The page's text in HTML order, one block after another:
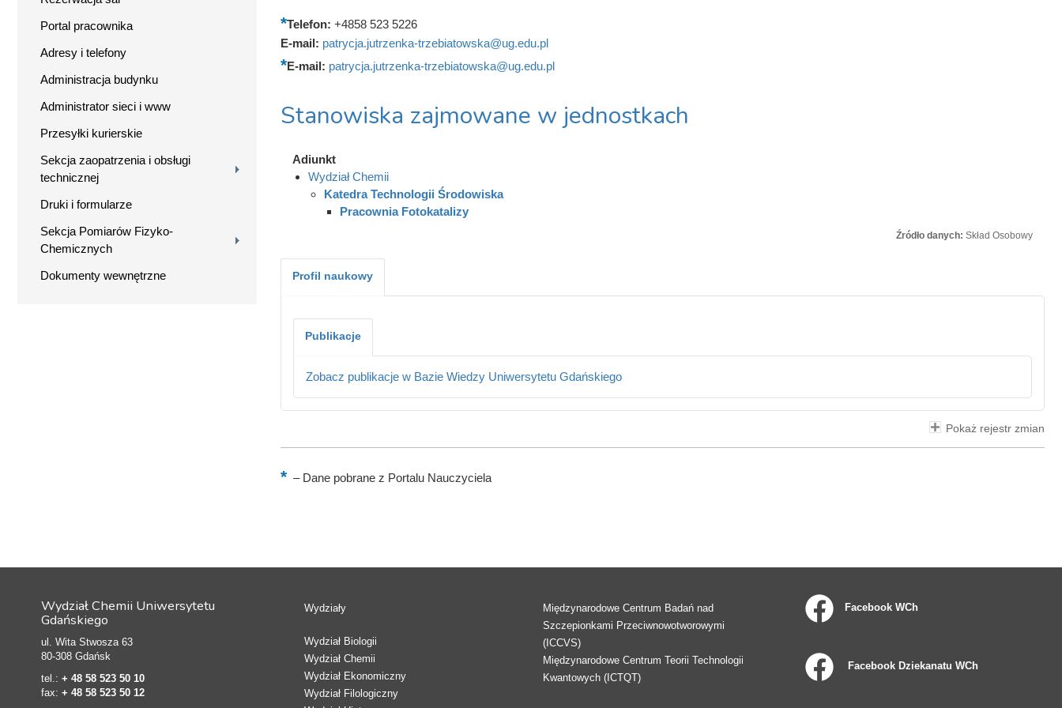
Portal pracownika
Adresy i telefony
Administracja budynku
Administrator sieci i www
Przesyłki kurierskie
Sekcja zaopatrzenia i obsługi
technicznej
Druki i formularze
Sekcja Pomiarów Fizyko-
Chemicznych
Dokumenty wewnętrzne
Telefon: +4858 523 5226
E-mail: patrycja.jutrzenka-trzebiatowska@ug.edu.pl
E-mail: patrycja.jutrzenka-trzebiatowska@ug.edu.pl
Stanowiska zajmowane w jednostkach
Adiunkt
Wydział Chemii
Katedra Technologii Środowiska
Pracownia Fotokatalizy
Źródło danych: Skład Osobowy
Profil naukowy
Publikacje
Zobacz publikacje w Bazie Wiedzy Uniwersytetu Gdańskiego
Pokaż rejestr zmian
–Dane pobrane z Portalu Nauczyciela
Wydział Chemii Uniwersytetu
Gdańskiego
ul. Wita Stwosza 63
80-308 Gdańsk
tel.: + 48 58 523 50 10
fax: + 48 58 523 50 12
Wydziały
Wydział Biologii
Wydział Chemii
Wydział Ekonomiczny
Wydział Filologiczny
Międzynarodowe Centrum Badań nad
Szczepionkami Przeciwnowotworowymi
(ICCVS)
Międzynarodowe Centrum Teorii Technologii
Kwantowych (ICTQT)
Facebook WCh
Facebook Dziekanatu WCh